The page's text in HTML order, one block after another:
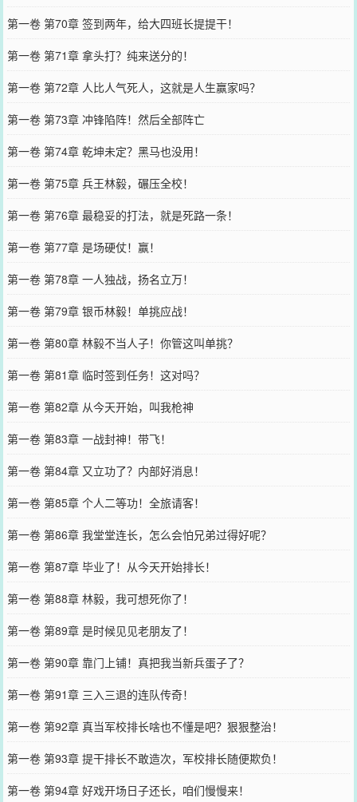
第一卷 第70章 签到两年，给大四班长提提干！
第一卷 第71章 拿头打？纯来送分的！
第一卷 第72章 人比人气死人，这就是人生赢家吗？
第一卷 第73章 冲锋陷阵！然后全部阵亡
第一卷 第74章 乾坤未定？黑马也没用！
第一卷 第75章 兵王林毅，碾压全校！
第一卷 第76章 最稳妥的打法，就是死路一条！
第一卷 第77章 是场硬仗！赢！
第一卷 第78章 一人独战，扬名立万！
第一卷 第79章 银币林毅！单挑应战！
第一卷 第80章 林毅不当人子！你管这叫单挑？
第一卷 第81章 临时签到任务！这对吗？
第一卷 第82章 从今天开始，叫我枪神
第一卷 第83章 一战封神！带飞！
第一卷 第84章 又立功了？内部好消息！
第一卷 第85章 个人二等功！全旅请客！
第一卷 第86章 我堂堂连长，怎么会怕兄弟过得好呢？
第一卷 第87章 毕业了！从今天开始排长！
第一卷 第88章 林毅，我可想死你了！
第一卷 第89章 是时候见见老朋友了！
第一卷 第90章 靠门上铺！真把我当新兵蛋子了？
第一卷 第91章 三入三退的连队传奇！
第一卷 第92章 真当军校排长啥也不懂是吧？狠狠整治！
第一卷 第93章 提干排长不敢造次，军校排长随便欺负！
第一卷 第94章 好戏开场日子还长，咱们慢慢来！